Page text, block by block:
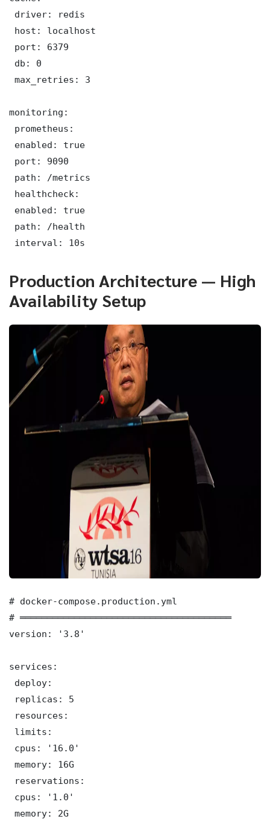
driver: redis
host: localhost
port: 6379
db: 0
max_retries: 3
monitoring:
prometheus:
enabled: true
port: 9090
path: /metrics
healthcheck:
enabled: true
path: /health
interval: 10s
Production Architecture — High
Availability Setup
# docker-compose.production.yml
# ═══════════════════════════════════════
version: '3.8'
services:
deploy:
replicas: 5
resources:
limits:
cpus: '16.0'
memory: 16G
reservations:
cpus: '1.0'
memory: 2G